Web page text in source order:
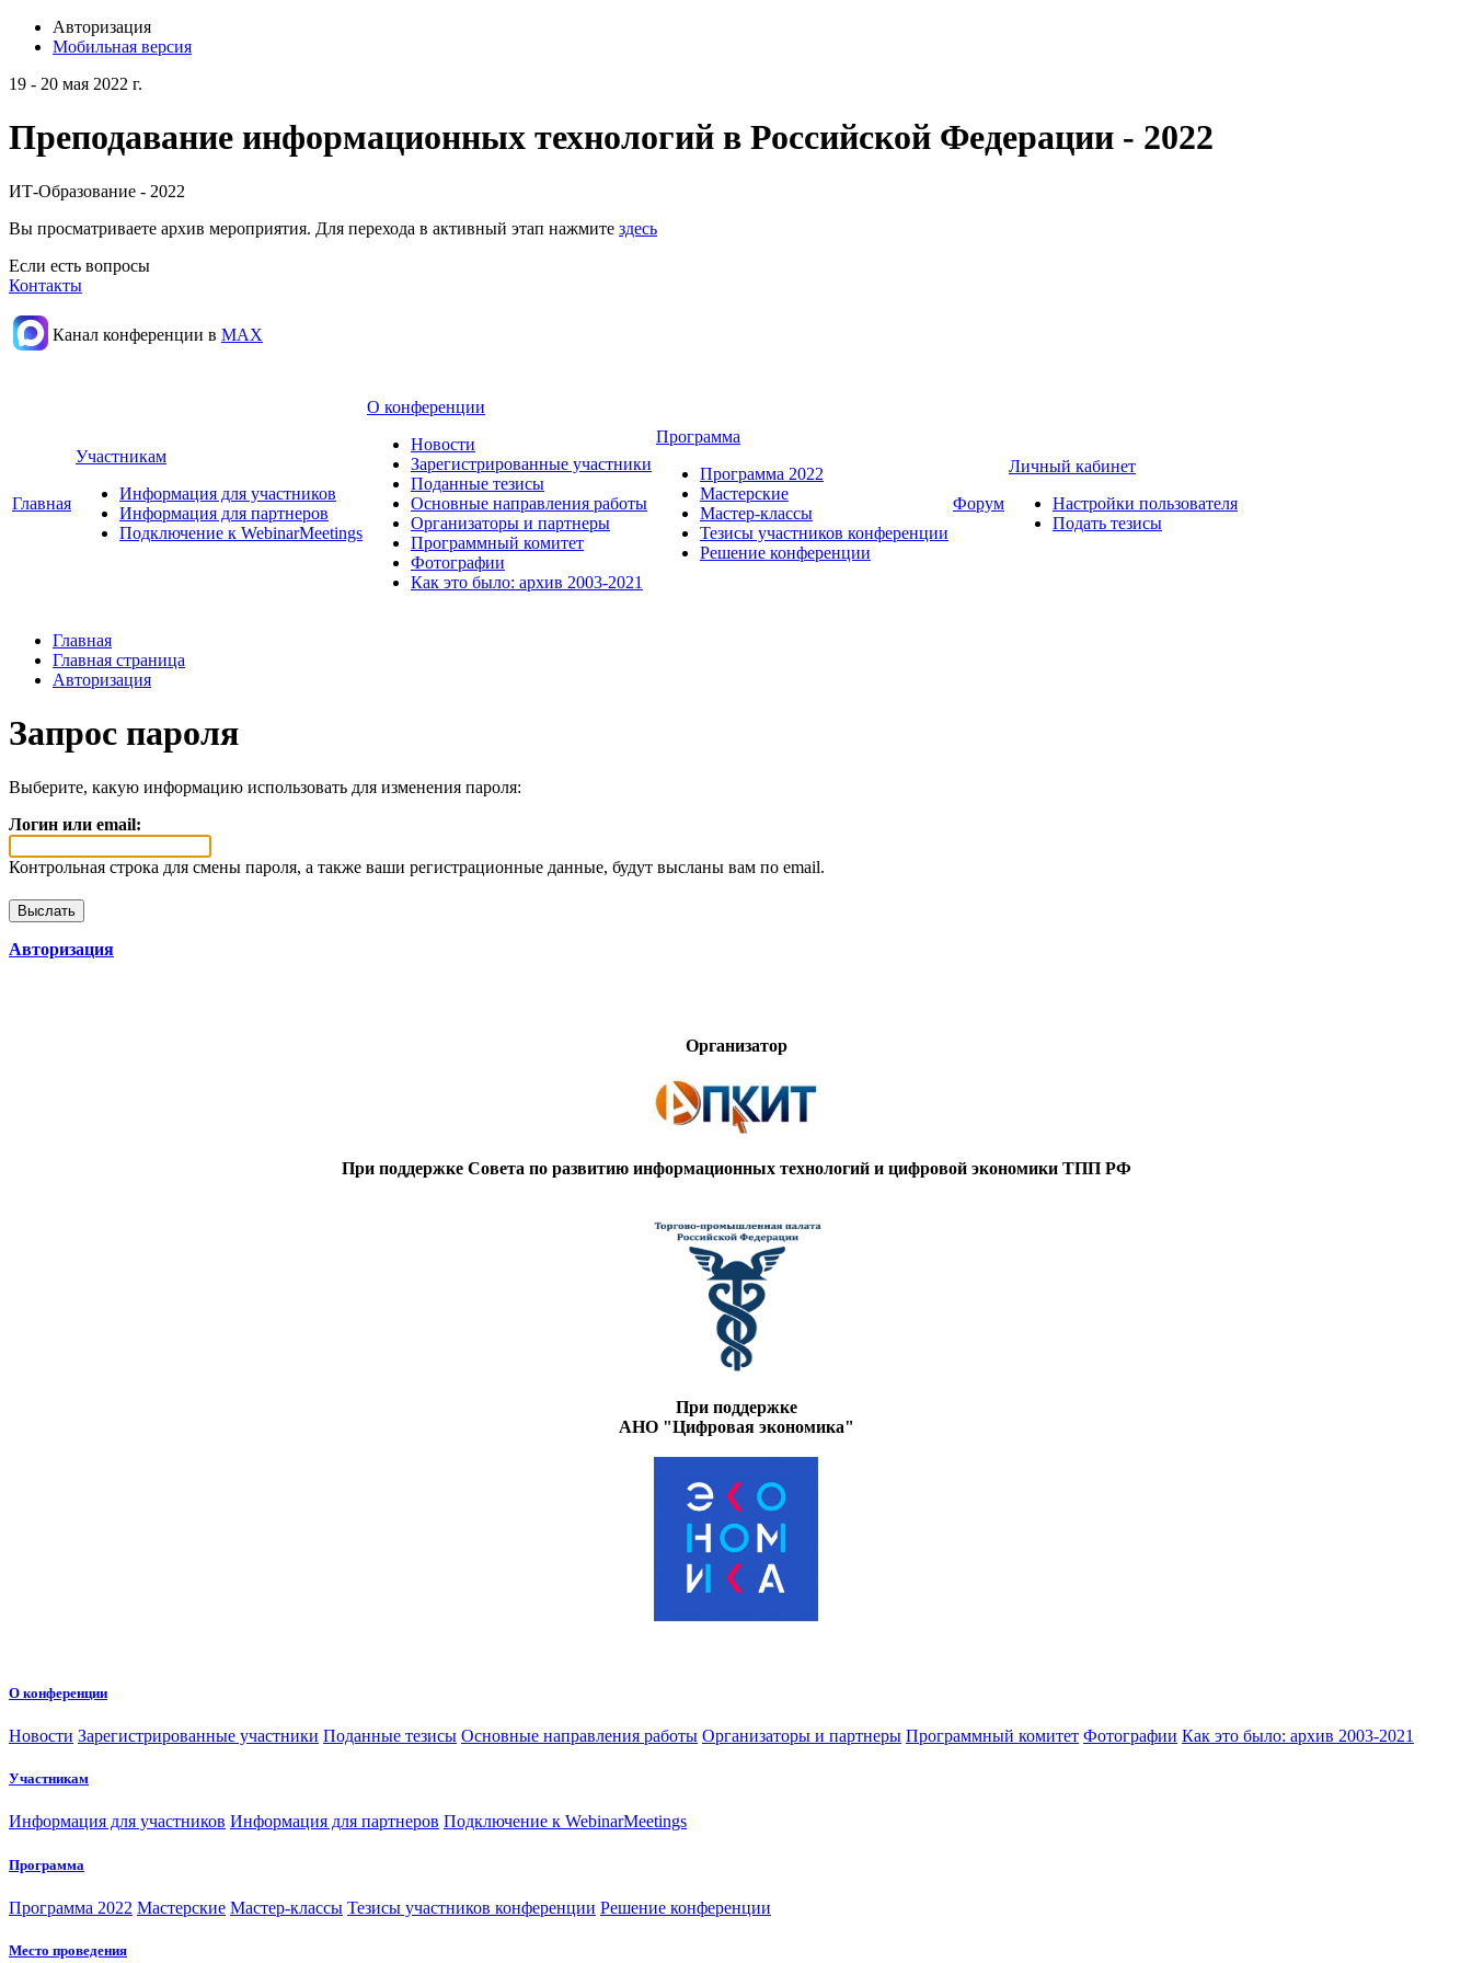
Авторизация
Мобильная версия
19 - 20 мая 2022 г.
Преподавание информационных технологий в Российской Федерации - 2022
ИТ-Образование - 2022
Вы просматриваете архив мероприятия. Для перехода в активный этап нажмите здесь
Если есть вопросы
Контакты
Канал конференции в МАХ
Главная
Участникам
Информация для участников
Информация для партнеров
Подключение к WebinarMeetings
О конференции
Новости
Зарегистрированные участники
Поданные тезисы
Основные направления работы
Организаторы и партнеры
Программный комитет
Фотографии
Как это было: архив 2003-2021
Программа
Программа 2022
Мастерские
Мастер-классы
Тезисы участников конференции
Решение конференции
Форум
Личный кабинет
Настройки пользователя
Подать тезисы
Главная
Главная страница
Авторизация
Запрос пароля
Выберите, какую информацию использовать для изменения пароля:
Логин или email:
Контрольная строка для смены пароля, а также ваши регистрационные данные, будут высланы вам по email.
Авторизация
Организатор
При поддержке Совета по развитию информационных технологий и цифровой экономики ТПП РФ
При поддержке
АНО "Цифровая экономика"
О конференции
Новости Зарегистрированные участники Поданные тезисы Основные направления работы Организаторы и партнеры Программный комитет Фотографии Как это было: архив 2003-2021
Участникам
Информация для участников Информация для партнеров Подключение к WebinarMeetings
Программа
Программа 2022 Мастерские Мастер-классы Тезисы участников конференции Решение конференции
Место проведения